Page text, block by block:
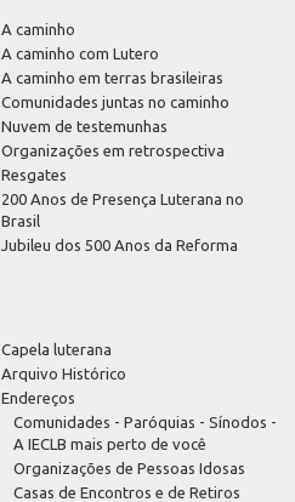
A caminho
A caminho com Lutero
A caminho em terras brasileiras
Comunidades juntas no caminho
Nuvem de testemunhas
Organizações em retrospectiva
Resgates
200 Anos de Presença Luterana no
Brasil
Jubileu dos 500 Anos da Reforma
Capela luterana
Arquivo Histórico
Endereços
Comunidades - Paróquias - Sínodos -
A IECLB mais perto de você
Organizações de Pessoas Idosas
Casas de Encontros e de Retiros